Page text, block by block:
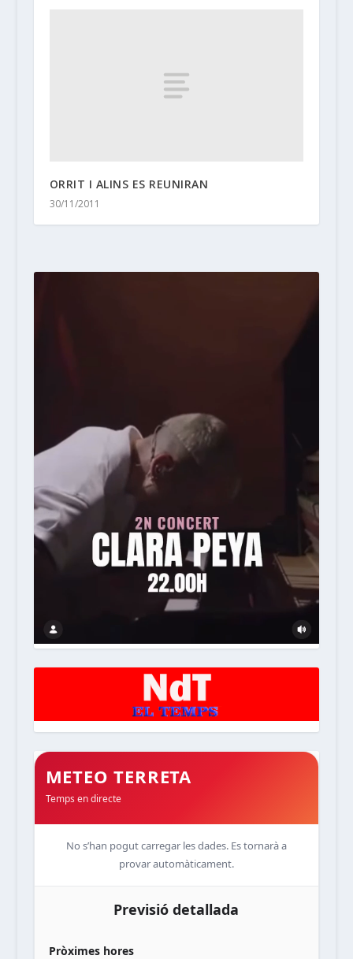
ORRIT I ALINS ES REUNIRAN
30/11/2011
METEO TERRETA
Temps en directe
No s’han pogut carregar les dades. Es tornarà a
provar automàticament.
Previsió detallada
Pròximes hores